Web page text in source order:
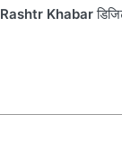
Rashtr Khabar